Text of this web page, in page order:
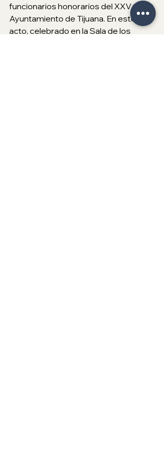
funcionarios honorarios del XXV
Ayuntamiento de Tijuana. En este
acto, celebrado en la Sala de los